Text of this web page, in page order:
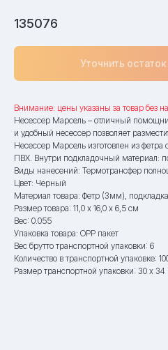
135076
Уточнить
Внимание: цены указаны за товар без
Несессер Марсель – отличный
и удобный несессер позволяет
Несессер Марсель изготовлен из
ПВХ. Внутри подкладочный материал:
Виды нанесений: Термотрансфер
Цвет: Черный
Материал товара: Фетр (3мм),
Размер товара: 11,0 х 16,0 х 6,5 см
Вес: 0.055
Упаковка товара: OPP пакет
Вес брутто транспортной упаковки: 6
Количество в транспортной упаковке:
Размер транспортной упаковки: 30 x 34